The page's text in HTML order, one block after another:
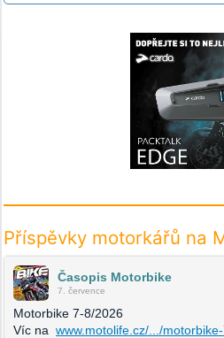
Příspěvky motorkářů na
Časopis Motorbike
7. července
Motorbike 7-8/2026
Víc na www.motolife.cz/.../